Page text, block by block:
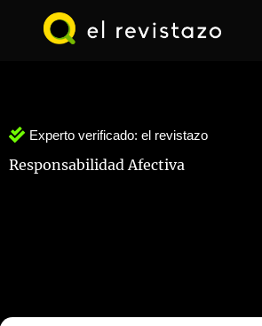
Experto verificado: el revistazo
Responsabilidad Afectiva